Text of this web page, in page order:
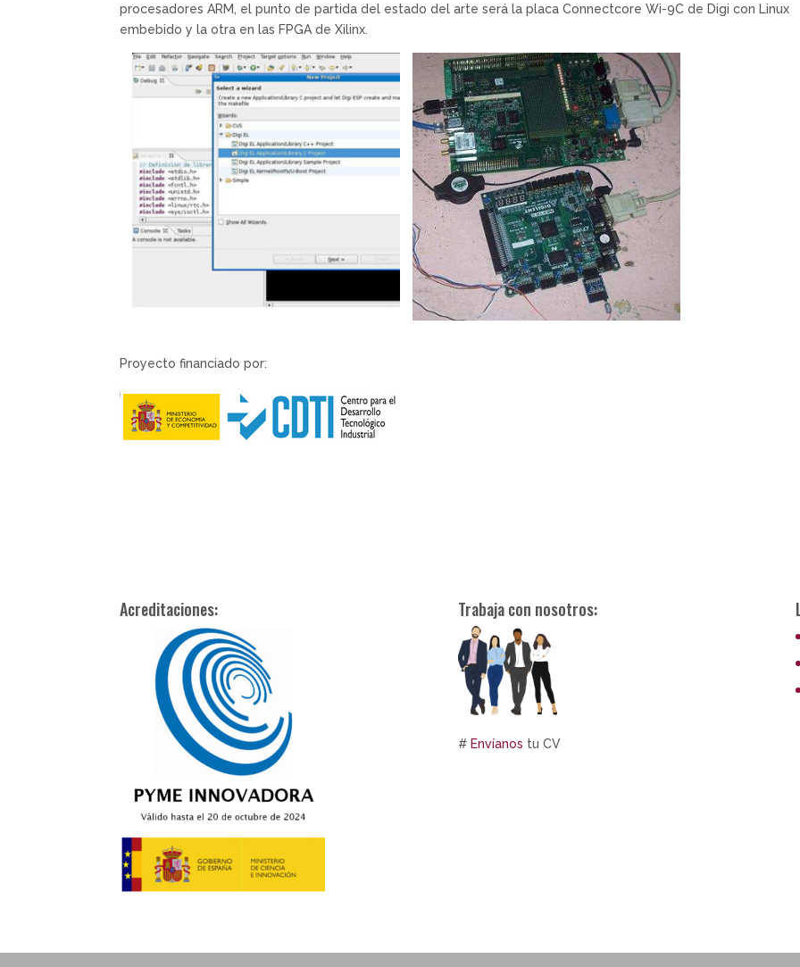
procesadores ARM, el punto de partida del estado del arte será la placa Connectcore Wi-9C de Digi con Linux
embebido y la otra en las FPGA de Xilinx.
Proyecto financiado por:
Acreditaciones: Trabaja con nosotros:
# Envíanos tu CV